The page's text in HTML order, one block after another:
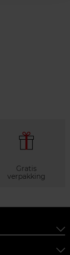
Gratis
verpakking